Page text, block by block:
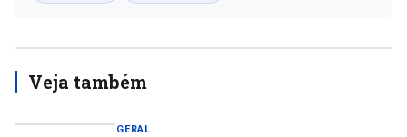
Veja também
GERAL